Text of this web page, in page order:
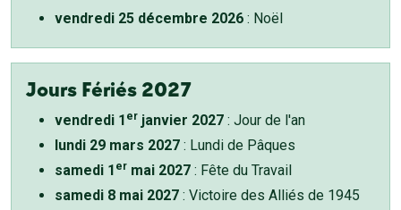
vendredi 25 décembre 2026 : Noël
Jours Fériés 2027
vendredi 1 er janvier 2027 : Jour de l'an
lundi 29 mars 2027 : Lundi de Pâques
samedi 1 er mai 2027 : Fête du Travail
samedi 8 mai 2027 : Victoire des Alliés de 1945